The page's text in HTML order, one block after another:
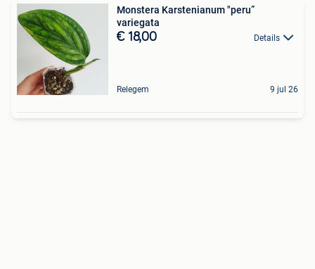
Monstera Karstenianum "peru”
variegata
€ 18,00 Details
Relegem 9 jul 26